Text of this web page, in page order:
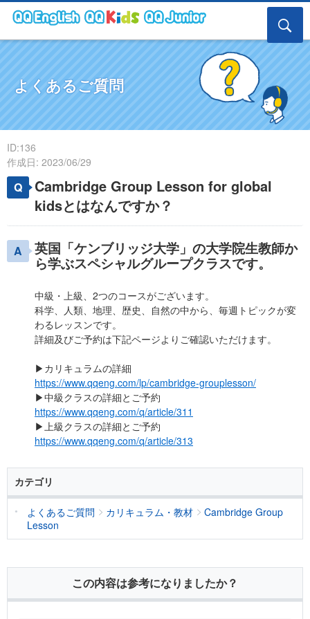
よくあるご質問
ID:136
作成日: 2023/06/29
Cambridge Group Lesson for global
kidsとはなんですか？
英国「ケンブリッジ大学」の大学院生教師か
ら学ぶスペシャルグループクラスです。
中級・上級、2つのコースがございます。
科学、人類、地理、歴史、自然の中から、毎週トピックが変
わるレッスンです。
詳細及びご予約は下記ページよりご確認いただけます。
▶カリキュラムの詳細
https://www.qqeng.com/lp/cambridge-grouplesson/
▶中級クラスの詳細とご予約
https://www.qqeng.com/q/article/311
▶上級クラスの詳細とご予約
https://www.qqeng.com/q/article/313
カテゴリ
よくあるご質問 カリキュラム・教材
Cambridge Group
Lesson
この内容は参考になりましたか？